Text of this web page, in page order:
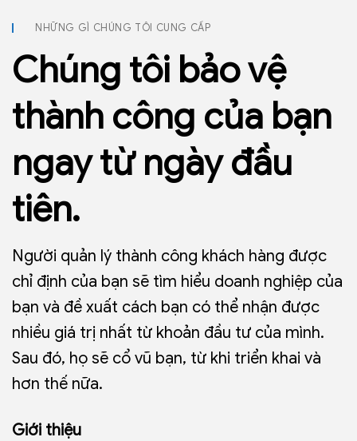
NHỮNG GÌ CHÚNG TÔI CUNG CẤP
Chúng tôi bảo vệ
thành công của bạn
ngay từ ngày đầu
tiên.
Người quản lý thành công khách hàng được
chỉ định của bạn sẽ tìm hiểu doanh nghiệp của
bạn và đề xuất cách bạn có thể nhận được
nhiều giá trị nhất từ khoản đầu tư của mình.
Sau đó, họ sẽ cổ vũ bạn, từ khi triển khai và
hơn thế nữa.
Giới thiệu